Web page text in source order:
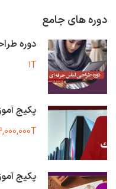
دوره های جامع
دوره
1T
پکیج
پکیج